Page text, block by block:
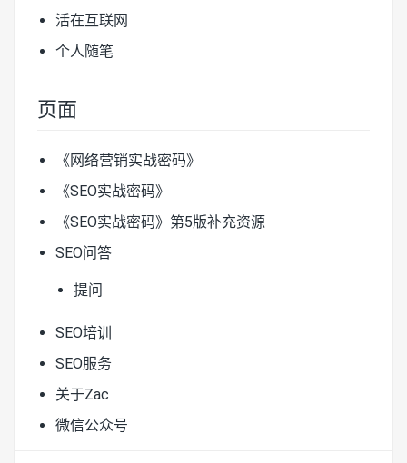
活在互联网
个人随笔
页面
《网络营销实战密码》
《SEO实战密码》
《SEO实战密码》第5版补充资源
SEO问答
提问
SEO培训
SEO服务
关于Zac
微信公众号